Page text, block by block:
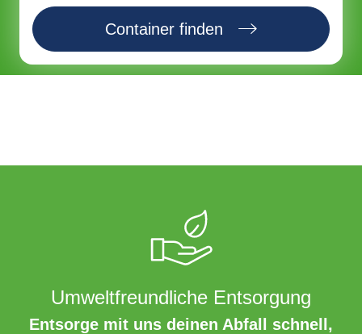
Container finden
Umweltfreundliche Entsorgung
Entsorge mit uns deinen Abfall schnell,